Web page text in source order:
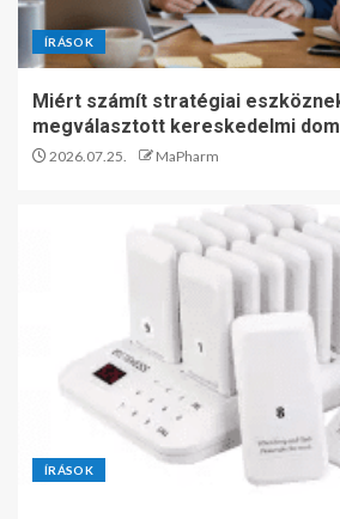
ÍRÁSOK
Miért számít stratégiai
megválasztott kereskedelmi
2026.07.25. MaPharm
ÍRÁSOK